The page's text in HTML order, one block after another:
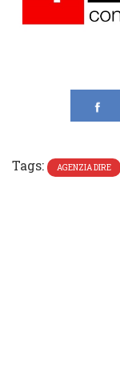
Tags: AGENZIA DIRE